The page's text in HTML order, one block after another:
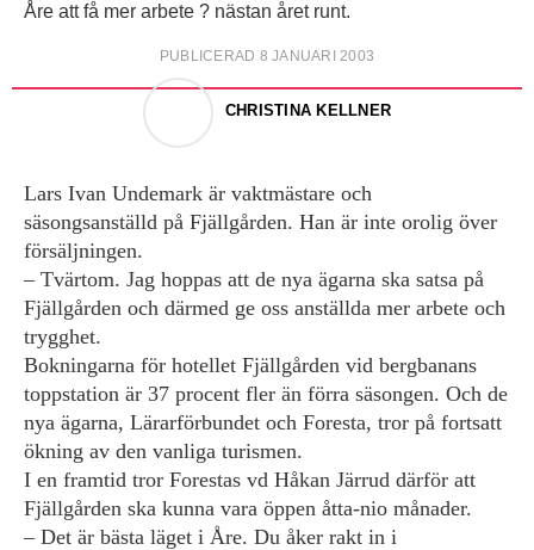
Åre att få mer arbete ? nästan året runt.
PUBLICERAD 8 JANUARI 2003
CHRISTINA KELLNER
Lars Ivan Undemark är vaktmästare och
säsongsanställd på Fjällgården. Han är inte orolig över
försäljningen.
– Tvärtom. Jag hoppas att de nya ägarna ska satsa på
Fjällgården och därmed ge oss anställda mer arbete och
trygghet.
Bokningarna för hotellet Fjällgården vid bergbanans
toppstation är 37 procent fler än förra säsongen. Och de
nya ägarna, Lärarförbundet och Foresta, tror på fortsatt
ökning av den vanliga turismen.
I en framtid tror Forestas vd Håkan Järrud därför att
Fjällgården ska kunna vara öppen åtta-nio månader.
– Det är bästa läget i Åre. Du åker rakt in i